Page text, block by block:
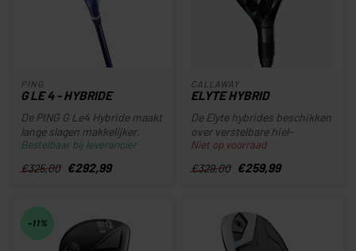
PING
G LE 4 - HYBRIDE
De PING G Le4 Hybride maakt
lange slagen makkelijker.
Dankzij het lichte ontwerp...
Bestelbaar bij leverancier
€325,00 €292,99
CALLAWAY
ELYTE HYBRID
De Elyte hybrides beschikken
over verstelbare hiel-
teengewichten voor een
Niet op voorraad
€329,00 €259,99
-11%